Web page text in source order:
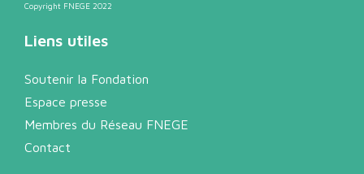
Copyright FNEGE 2022
Liens utiles
Soutenir la Fondation
Espace presse
Membres du Réseau FNEGE
Contact